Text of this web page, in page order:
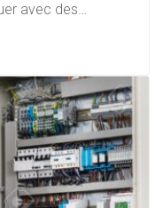
avec des